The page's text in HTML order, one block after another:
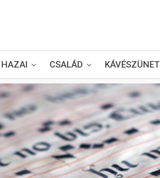
HAZAI CSALÁD KÁVÉSZÜNET